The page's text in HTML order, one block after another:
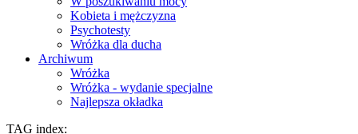
Kobieta i mężczyzna
Psychotesty
Wróżka dla ducha
Archiwum
Wróżka
Wróżka - wydanie specjalne
Najlepsza okładka
TAG index: